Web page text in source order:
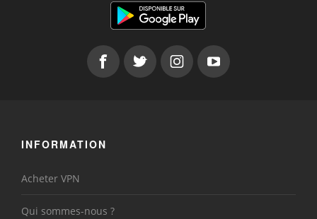
INFORMATION
Acheter VPN
Qui sommes-nous ?